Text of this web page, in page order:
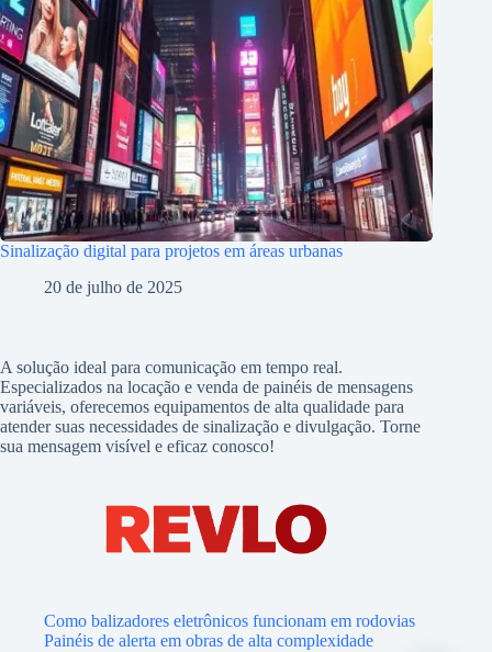
Sinalização digital para projetos em áreas urbanas
20 de julho de 2025
A solução ideal para comunicação em tempo real.
Especializados na locação e venda de painéis de mensagens
variáveis, oferecemos equipamentos de alta qualidade para
atender suas necessidades de sinalização e divulgação. Torne
sua mensagem visível e eficaz conosco!
Como balizadores eletrônicos funcionam em rodovias
Painéis de alerta em obras de alta complexidade